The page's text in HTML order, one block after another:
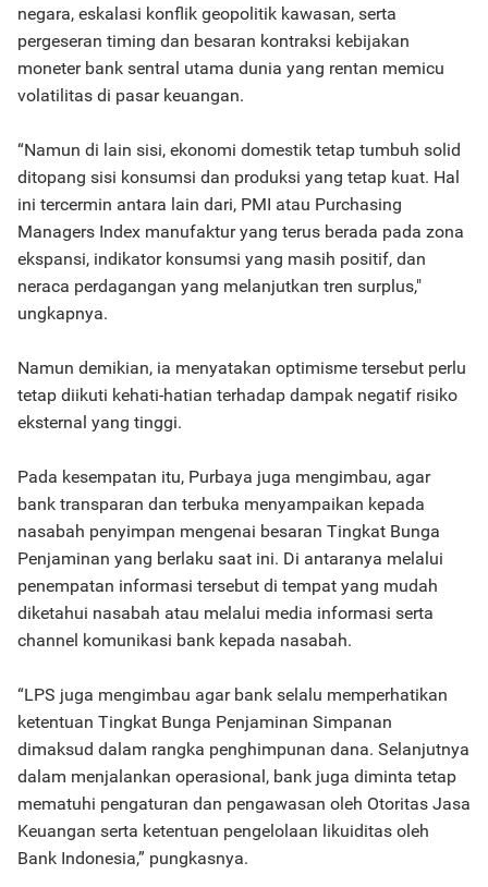
negara, eskalasi konflik geopolitik kawasan, serta
pergeseran timing dan besaran kontraksi kebijakan
moneter bank sentral utama dunia yang rentan memicu
volatilitas di pasar keuangan.
“Namun di lain sisi, ekonomi domestik tetap tumbuh solid
ditopang sisi konsumsi dan produksi yang tetap kuat. Hal
ini tercermin antara lain dari, PMI atau Purchasing
Managers Index manufaktur yang terus berada pada zona
ekspansi, indikator konsumsi yang masih positif, dan
neraca perdagangan yang melanjutkan tren surplus,"
ungkapnya.
Namun demikian, ia menyatakan optimisme tersebut perlu
tetap diikuti kehati-hatian terhadap dampak negatif risiko
eksternal yang tinggi.
Pada kesempatan itu, Purbaya juga mengimbau, agar
bank transparan dan terbuka menyampaikan kepada
nasabah penyimpan mengenai besaran Tingkat Bunga
Penjaminan yang berlaku saat ini. Di antaranya melalui
penempatan informasi tersebut di tempat yang mudah
diketahui nasabah atau melalui media informasi serta
channel komunikasi bank kepada nasabah.
“LPS juga mengimbau agar bank selalu memperhatikan
ketentuan Tingkat Bunga Penjaminan Simpanan
dimaksud dalam rangka penghimpunan dana. Selanjutnya
dalam menjalankan operasional, bank juga diminta tetap
mematuhi pengaturan dan pengawasan oleh Otoritas Jasa
Keuangan serta ketentuan pengelolaan likuiditas oleh
Bank Indonesia,” pungkasnya.